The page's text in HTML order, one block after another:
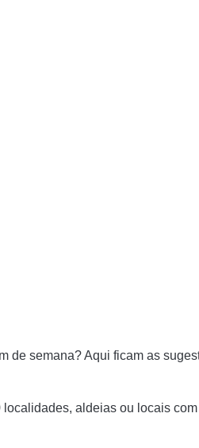
de semana? Aqui ficam as
aldeias ou locais